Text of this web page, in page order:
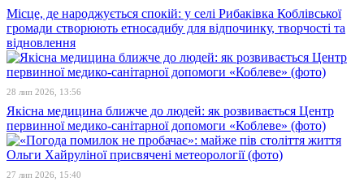
Місце, де народжується спокій: у селі Рибаківка Коблівської
громади створюють етносадибу для відпочинку, творчості та
відновлення
28 лип 2026, 13:56
Якісна медицина ближче до людей: як розвивається Центр
первинної медико-санітарної допомоги «Коблеве» (фото)
27 лип 2026, 15:40